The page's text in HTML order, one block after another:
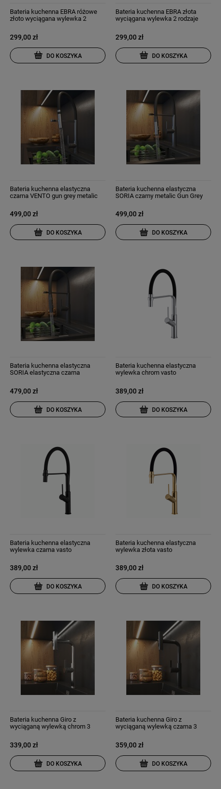
Bateria kuchenna EBRA różowe
złoto wyciągana wylewka 2
299,00 zł
DO KOSZYKA
Bateria kuchenna EBRA złota
wyciągana wylewka 2 rodzaje
299,00 zł
DO KOSZYKA
Bateria kuchenna elastyczna
czarna VENTO gun grey metalic
499,00 zł
DO KOSZYKA
Bateria kuchenna elastyczna
SORIA czarny metalic Gun Grey
499,00 zł
DO KOSZYKA
Bateria kuchenna elastyczna
SORIA elastyczna czarna
479,00 zł
DO KOSZYKA
Bateria kuchenna elastyczna
wylewka chrom vasto
389,00 zł
DO KOSZYKA
Bateria kuchenna elastyczna
wylewka czarna vasto
389,00 zł
DO KOSZYKA
Bateria kuchenna elastyczna
wylewka złota vasto
389,00 zł
DO KOSZYKA
Bateria kuchenna Giro z
wyciąganą wylewką chrom 3
339,00 zł
DO KOSZYKA
Bateria kuchenna Giro z
wyciąganą wylewką czarna 3
359,00 zł
DO KOSZYKA